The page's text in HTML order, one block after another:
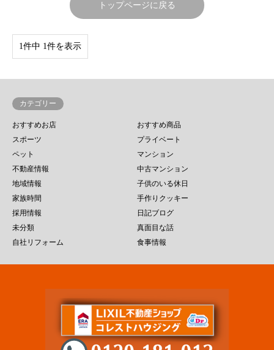
トップページに戻る
1件中 1件を表示
カテゴリー
おすすめお店
おすすめ商品
スポーツ
プライベート
ペット
マンション
不動産情報
中古マンション
地域情報
子供のいる休日
家族時間
手作りクッキー
採用情報
日記ブログ
未分類
真面目な話
自社リフォーム
食事情報